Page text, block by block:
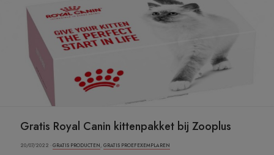
Gratis Royal Canin kittenpakket bij Zooplus
20/07/2022 ·GRATIS PRODUCTEN, GRATIS PROEFEXEMPLAREN